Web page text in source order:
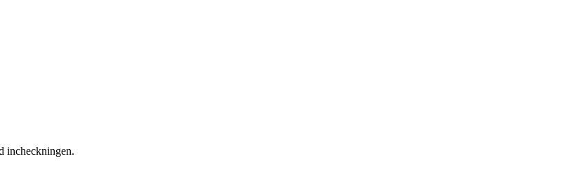
incheckningen.